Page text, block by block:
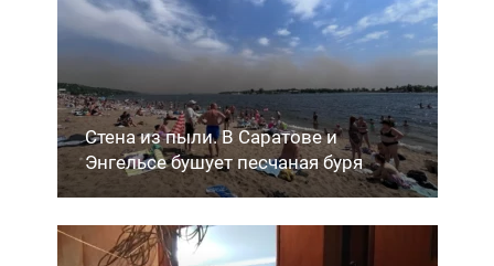
Стена из пыли. В Саратове и
Энгельсе бушует песчаная буря